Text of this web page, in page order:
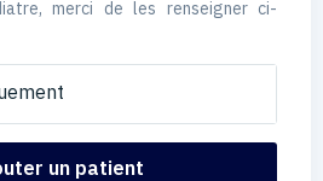
merci de les renseigner ci-
un patient